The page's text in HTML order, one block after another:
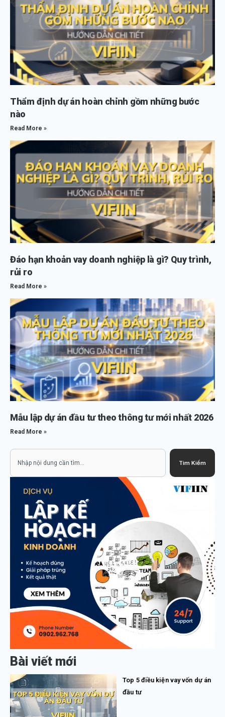
Thẩm định dự án hoàn chỉnh gồm những bước
nào
Read More »
Đáo hạn khoản vay doanh nghiệp là gì? Quy trình,
rủi ro
Read More »
Mẫu lập dự án đầu tư theo thông tư mới nhất 2026
Read More »
Tìm Kiếm
Bài viết mới
Top 5 điều kiện vay vốn dự án
đầu tư